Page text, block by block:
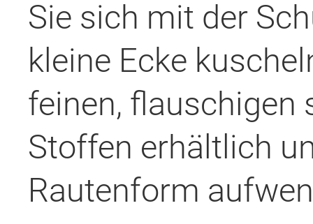
Sie sich mit der
kleine Ecke
feinen, flauschigen
Stoffen erhältlich
Rautenform